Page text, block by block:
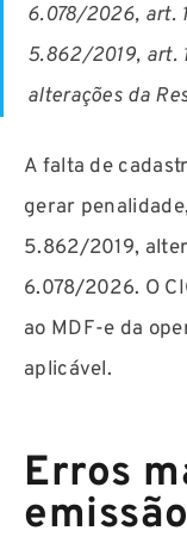
6.078/2026, art.
5.862/2019, art.
alterações da
A falta de
gerar
5.862/2019,
6.078/2026. O
ao MDF-e da
aplicável.
Erros